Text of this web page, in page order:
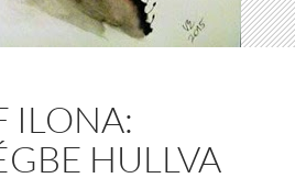
ILONA:
HULLVA